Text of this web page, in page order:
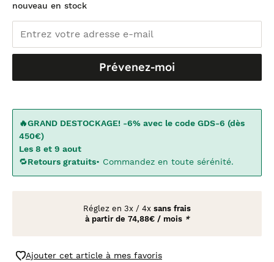
nouveau en stock
Prévenez-moi
🔥GRAND DESTOCKAGE! -6% avec le code GDS-6 (dès
450€)
Les 8 et 9 aout
🔁Retours gratuits• Commandez en toute sérénité.
Réglez en 3x / 4x sans frais
à partir de 74,88€ / mois *
Ajouter cet article à mes favoris